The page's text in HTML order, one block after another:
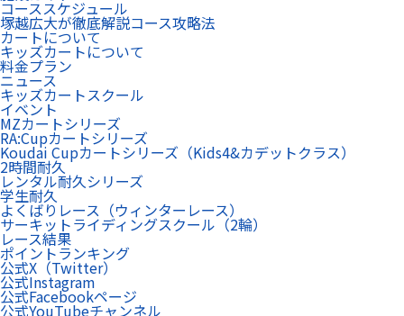
コーススケジュール
塚越広大が徹底解説コース攻略法
カートについて
キッズカートについて
料金プラン
ニュース
キッズカートスクール
イベント
MZカートシリーズ
RA:Cupカートシリーズ
Koudai Cupカートシリーズ（Kids4&カデットクラス）
2時間耐久
レンタル耐久シリーズ
学生耐久
よくばりレース（ウィンターレース）
サーキットライディングスクール（2輪）
レース結果
ポイントランキング
公式X（Twitter）
公式Instagram
公式Facebookページ
公式YouTubeチャンネル